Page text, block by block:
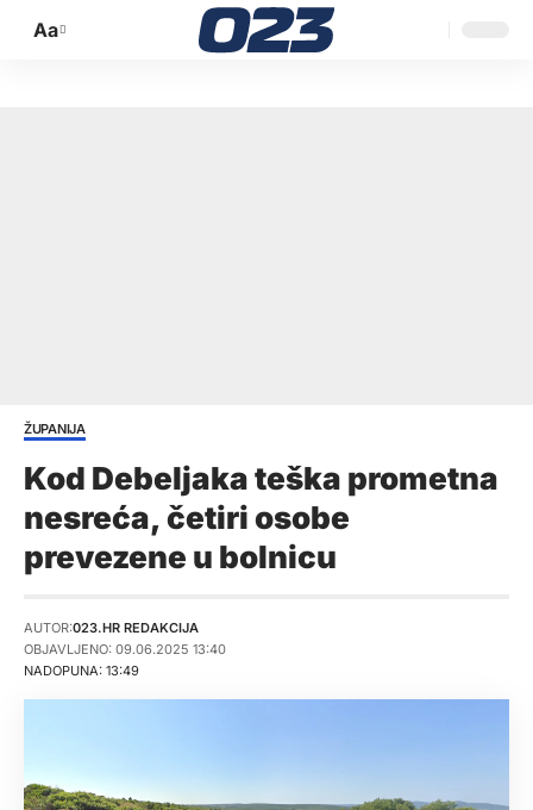
Promijeni
Aa
ŽUPANIJA
Kod Debeljaka teška prometna
nesreća, četiri osobe
prevezene u bolnicu
NADOPUNA: 13:49
AUTOR:023.HR REDAKCIJA
OBJAVLJENO: 09.06.2025 13:40